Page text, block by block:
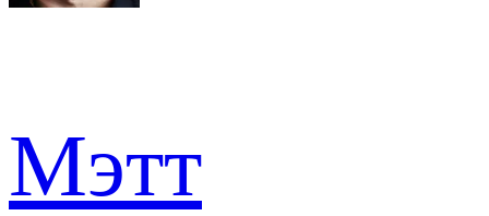
Мэтт